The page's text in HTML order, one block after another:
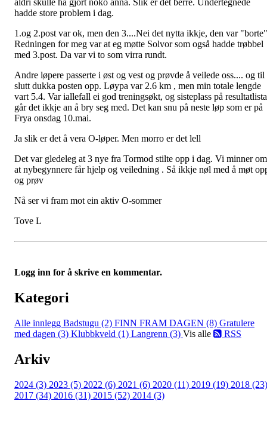
aldri skulle ha gjort noko anna. Slik er det berre. Undertegnede
hadde store problem i dag.
1.og 2.post var ok, men den 3....Nei det nytta ikkje, den var "borte"
Redningen for meg var at eg møtte Solvor som også hadde trøbbel
med 3.post. Da var vi to som virra rundt.
Andre løpere passerte i øst og vest og prøvde å veilede oss.... og til
slutt dukka posten opp. Løypa var 2.6 km , men min totale lengde
vart 5.4. Var iallefall ei god treningsøkt, og sisteplass på resultatlista
går det ikkje an å bry seg med. Det kan snu på neste løp som er på
Frya onsdag 10.mai.
Ja slik er det å vera O-løper. Men morro er det lell
Det var gledeleg at 3 nye fra Tormod stilte opp i dag. Vi minner om
at nybegynnere får hjelp og veiledning . Så ikkje nøl med å møt
og prøv
Nå ser vi fram mot ein aktiv O-sommer
Tove L
Logg inn for å skrive en kommentar.
Kategori
Alle innlegg Badstugu (2) FINN FRAM DAGEN (8) Gratulere
med dagen (3) Klubbkveld (1) Langrenn (3) Vis alle RSS
Arkiv
2024 (3) 2023 (5) 2022 (6) 2021 (6) 2020 (11) 2019 (19) 2018 (23)
2017 (34) 2016 (31) 2015 (52) 2014 (3)